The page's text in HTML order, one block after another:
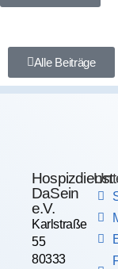
Alle Beiträge
Hospizdienst
DaSein
e.V.
Karlstraße
55
80333